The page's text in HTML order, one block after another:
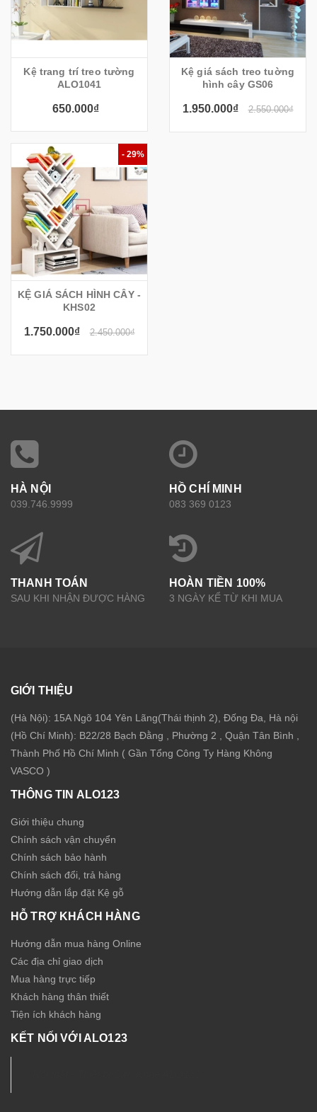
Kệ trang trí treo tường
ALO1041
650.000₫
Kệ giá sách treo tuờng
hình cây GS06
1.950.000₫ 2.550.000₫
- 29%
KỆ GIÁ SÁCH HÌNH CÂY -
KHS02
1.750.000₫ 2.450.000₫
HÀ NỘI
039.746.9999
HỒ CHÍ MINH
083 369 0123
THANH TOÁN
SAU KHI NHẬN ĐƯỢC HÀNG
HOÀN TIỀN 100%
3 NGÀY KỂ TỪ KHI MUA
GIỚI THIỆU
(Hà Nội): 15A Ngõ 104 Yên Lãng(Thái thịnh 2), Đống Đa, Hà nội
(Hồ Chí Minh): B22/28 Bạch Đằng , Phường 2 , Quận Tân Bình ,
Thành Phố Hồ Chí Minh ( Gần Tổng Công Ty Hàng Không
VASCO )
THÔNG TIN ALO123
Giới thiệu chung
Chính sách vận chuyển
Chính sách bảo hành
Chính sách đổi, trả hàng
Hướng dẫn lắp đặt Kệ gỗ
HỖ TRỢ KHÁCH HÀNG
Hướng dẫn mua hàng Online
Các địa chỉ giao dịch
Mua hàng trực tiếp
Khách hàng thân thiết
Tiện ích khách hàng
KẾT NỐI VỚI ALO123